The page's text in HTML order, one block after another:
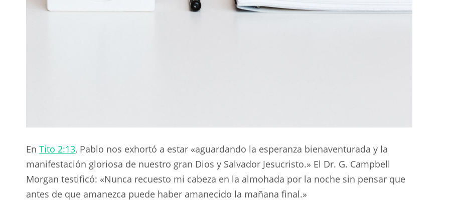
En Tito 2:13, Pablo nos exhortó a estar «aguardando la esperanza bienaventurada y la
manifestación gloriosa de nuestro gran Dios y Salvador Jesucristo.» El Dr. G. Campbell
Morgan testificó: «Nunca recuesto mi cabeza en la almohada por la noche sin pensar que
antes de que amanezca puede haber amanecido la mañana final.»